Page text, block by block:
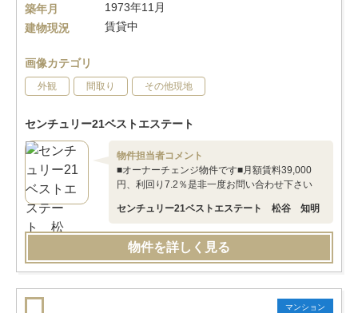
築年月
1973年11月
建物現況
賃貸中
画像カテゴリ
外観 間取り その他現地
センチュリー21ベストエステート
物件担当者コメント
■オーナーチェンジ物件です■月額賃料39,000
円、利回り7.2％是非一度お問い合わせ下さい
センチュリー21ベストエステート 松谷 知明
物件を詳しく見る
マンション